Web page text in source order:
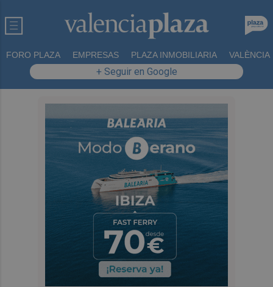
FORO PLAZA EMPRESAS PLAZA INMOBILIARIA VALÈNCIA
+ Seguir en Google